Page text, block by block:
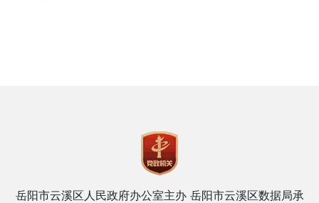
岳阳市云溪区人民政府办公室主办 岳阳市云溪区数据局承